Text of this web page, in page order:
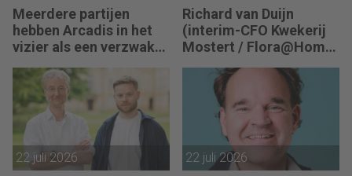
Meerdere partijen
hebben Arcadis in het
vizier als een verzwakt
Richard van Duijn
(interim-CFO Kwekerij
Mostert / Flora@Home)
Manager: “We zitten in
een transitie van
reactief naar proactief.”
22 juli 2026 22 juli 2026